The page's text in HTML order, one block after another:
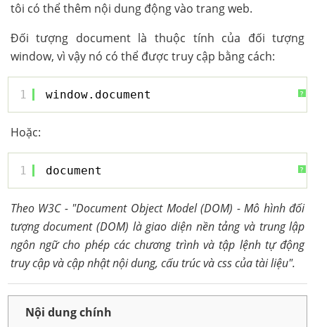
tôi có thể thêm nội dung động vào trang web.
Đối tượng document là thuộc tính của đối tượng
window, vì vậy nó có thể được truy cập bằng cách:
?
1 window.document
Hoặc:
?
1 document
Theo W3C - "Document Object Model (DOM) - Mô hình đối
tượng document (DOM) là giao diện nền tảng và trung lập
ngôn ngữ cho phép các chương trình và tập lệnh tự động
truy cập và cập nhật nội dung, cấu trúc và css của tài liệu".
Nội dung chính